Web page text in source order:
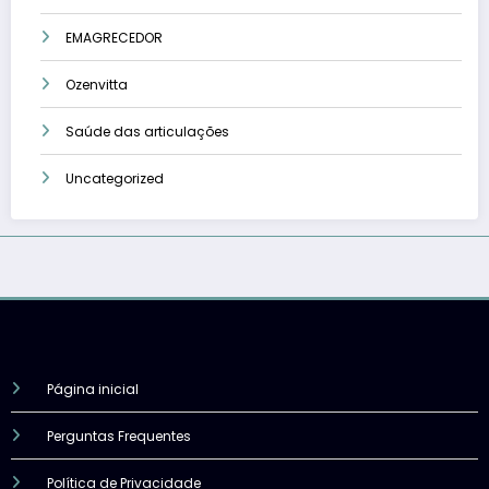
EMAGRECEDOR
Ozenvitta
Saúde das articulações
Uncategorized
Página inicial
Perguntas Frequentes
Política de Privacidade